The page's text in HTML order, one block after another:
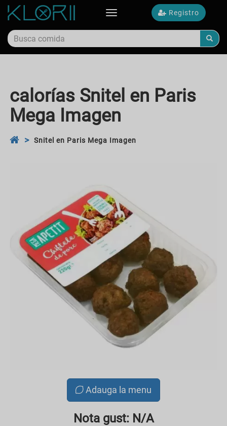
Registro
Toggle
calorías Snitel en Paris
Mega Imagen
Snitel en Paris Mega Imagen
Adauga la menu
Nota gust: N/A